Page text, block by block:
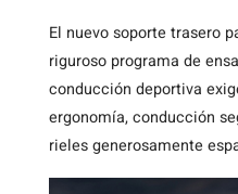
El nuevo soporte trasero
riguroso programa de
conducción deportiva
ergonomía, conducción
rieles generosamente